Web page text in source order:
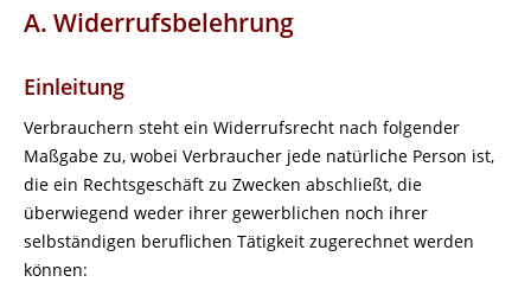
A. Widerrufsbelehrung
Einleitung
Verbrauchern steht ein Widerrufsrecht nach folgender
Maßgabe zu, wobei Verbraucher jede natürliche Person ist,
die ein Rechtsgeschäft zu Zwecken abschließt, die
überwiegend weder ihrer gewerblichen noch ihrer
selbständigen beruflichen Tätigkeit zugerechnet werden
können: